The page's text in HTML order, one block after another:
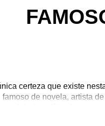
certeza que existe
famoso de novela, artista
política famosa,